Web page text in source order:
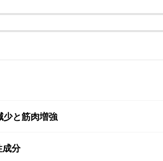
少と筋肉増強
成分